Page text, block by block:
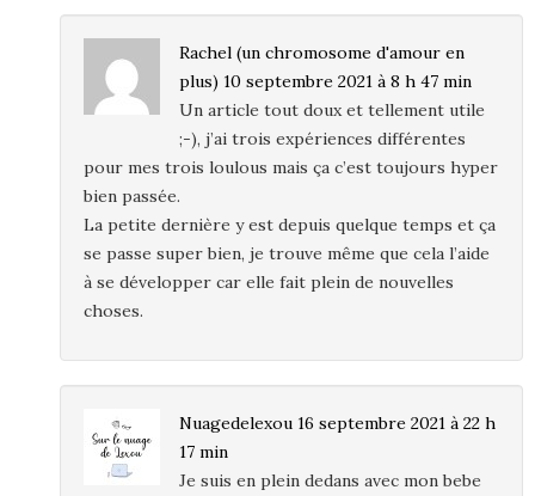
Rachel (un chromosome d'amour en
plus) 10 septembre 2021 à 8 h 47 min
Un article tout doux et tellement utile
;-), j’ai trois expériences différentes
pour mes trois loulous mais ça c’est toujours hyper
bien passée.
La petite dernière y est depuis quelque temps et ça
se passe super bien, je trouve même que cela l’aide
à se développer car elle fait plein de nouvelles
choses.
Nuagedelexou 16 septembre 2021 à 22 h
17 min
Je suis en plein dedans avec mon bebe